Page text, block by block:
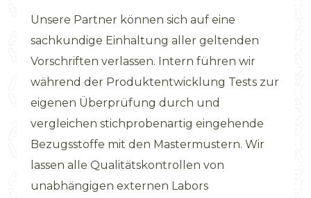
Unsere Partner können sich auf eine
sachkundige Einhaltung aller geltenden
Vorschriften verlassen. Intern führen wir
während der Produktentwicklung Tests zur
eigenen Überprüfung durch und
vergleichen stichprobenartig eingehende
Bezugsstoffe mit den Mastermustern. Wir
lassen alle Qualitätskontrollen von
unabhängigen externen Labors